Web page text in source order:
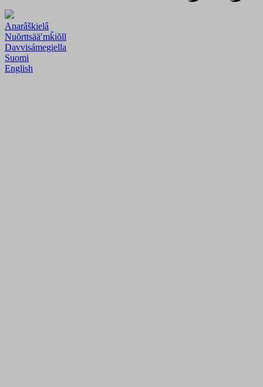
Anarâškielâ
Nuõrttsääʹmǩiõll
Davvisámegiella
Suomi
English